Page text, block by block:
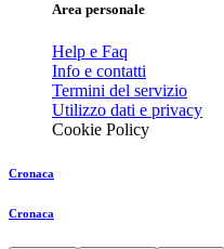
Area personale
Help e Faq
Info e contatti
Termini del servizio
Utilizzo dati e privacy
Cookie Policy
Cronaca
Cronaca